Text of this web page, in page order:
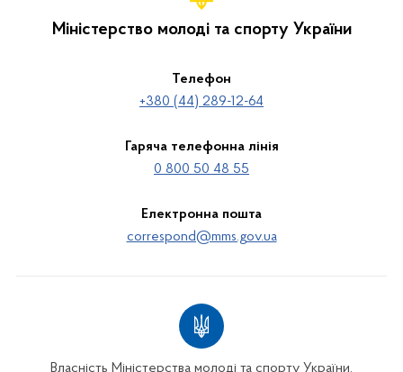
Міністерство молоді та спорту України
Телефон
+380 (44) 289-12-64
Гаряча телефонна лінія
0 800 50 48 55
Електронна пошта
correspond@mms.gov.ua
Власність Міністерства молоді та спорту України.